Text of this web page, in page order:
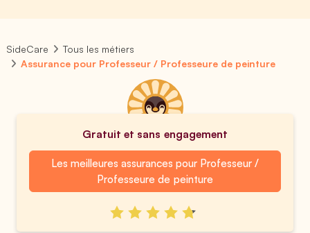
SideCare
Tous les métiers
Assurance pour Professeur / Professeure de peinture
Gratuit et sans engagement
Les meilleures assurances pour Professeur /
Professeure de peinture